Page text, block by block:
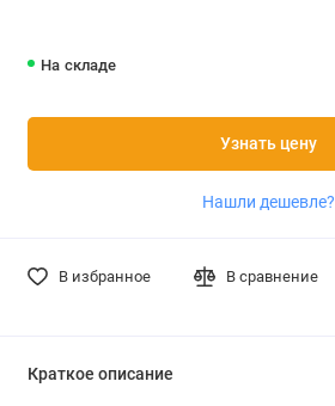
На складе
Узнать цену
Нашли дешевле?
В избранное В сравнение
Краткое описание